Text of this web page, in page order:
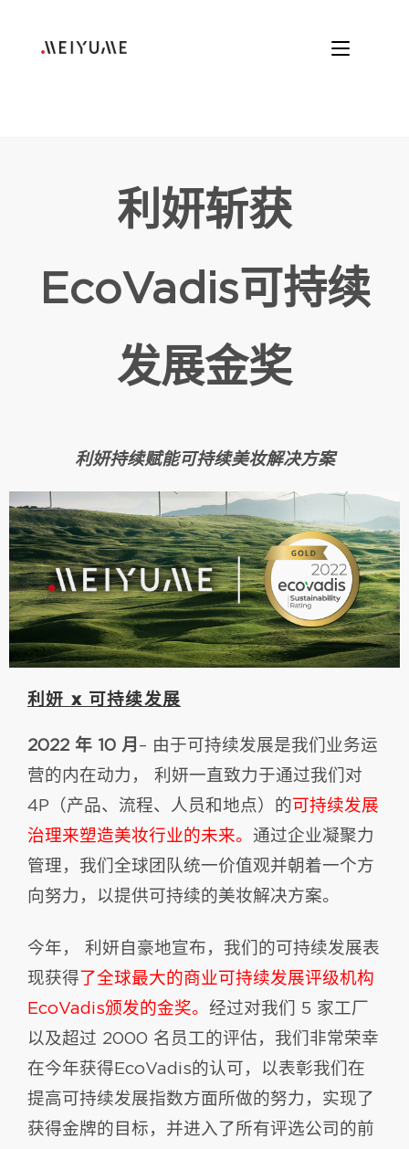
利妍斩获
EcoVadis可持续
发展金奖
利妍持续赋能可持续美妆解决方案
利妍 x 可持续发展
2022 年 10 月 – 由于可持续发展是我们业务运
营的内在动力， 利妍一直致力于通过我们对
4P（产品、流程、人员和地点）的可持续发展
治理来塑造美妆行业的未来。 通过企业凝聚力
管理，我们全球团队统一价值观并朝着一个方
向努力，以提供可持续的美妆解决方案。
今年， 利妍自豪地宣布，我们的可持续发展表
现获得了全球最大的商业可持续发展评级机构
EcoVadis颁发的金奖。 经过对我们 5 家工厂
以及超过 2000 名员工的评估，我们非常荣幸
在今年获得EcoVadis的认可，以表彰我们在
提高可持续发展指数方面所做的努力，实现了
获得金牌的目标，并进入了所有评选公司的前